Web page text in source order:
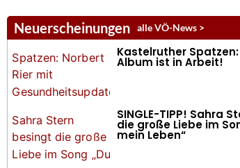
Neuerscheinungen alle VÖ-News >
Kastelruther Spatzen:
Album ist in Arbeit!
SINGLE-TIPP! Sahra
die große Liebe im
mein Leben“